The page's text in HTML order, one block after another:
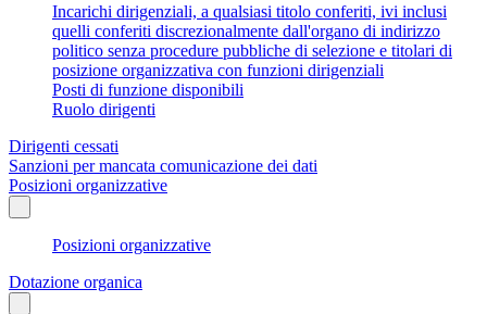
Incarichi dirigenziali, a qualsiasi titolo conferiti, ivi inclusi
quelli conferiti discrezionalmente dall'organo di indirizzo
politico senza procedure pubbliche di selezione e titolari di
posizione organizzativa con funzioni dirigenziali
Posti di funzione disponibili
Ruolo dirigenti
Dirigenti cessati
Sanzioni per mancata comunicazione dei dati
Posizioni organizzative
Posizioni organizzative
Dotazione organica